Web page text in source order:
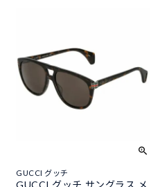
GUCCI グッチ
GUCCI グッチ サングラス メ